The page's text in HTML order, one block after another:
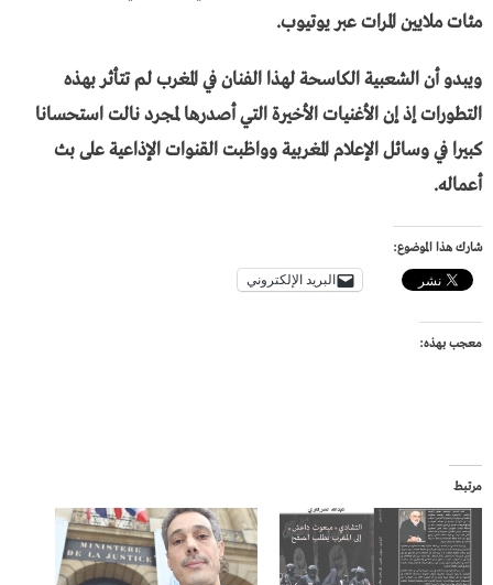
مئات ملايين المرات عبر يوتيوب.
ويبدو أن الشعبية الكاسحة لهذا الفنان في المغرب لم تتأثر بهذه
التطورات إذ إن الأغنيات الأخيرة التي أصدرها لمجرد نالت استحسانا
كبيرا في وسائل الإعلام المغربية وواظبت القنوات الإذاعية على بث
أعماله.
شارك هذا الموضوع:
البريد الإلكتروني
معجب بهذه:
مرتبط